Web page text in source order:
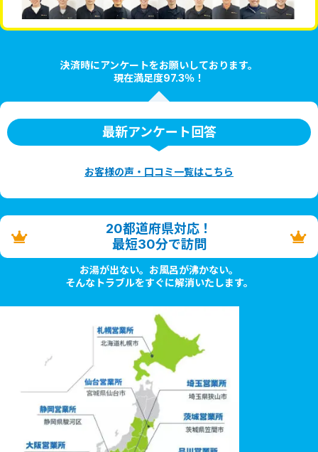
決済時にアンケートをお願いしております。
現在満足度97.3％！
最新アンケート回答
お客様の声・口コミ一覧はこちら
20都道府県対応！
最短30分で訪問
お湯が出ない。お風呂が沸かない。
そんなトラブルをすぐに解消いたします。